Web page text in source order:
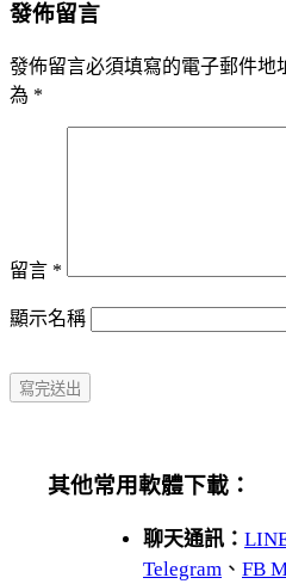
發佈留言
發佈留言必須填寫的電子郵件地
為 *
留言 *
顯示名稱
其他常用軟體下載：
聊天通訊：
Telegram 、 FB